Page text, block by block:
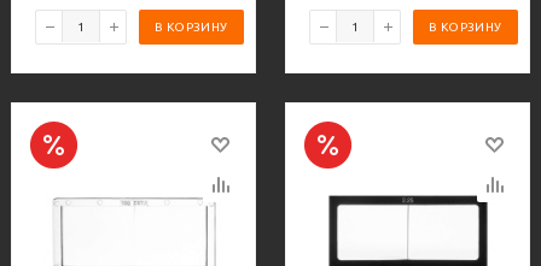
В КОРЗИНУ В КОРЗИНУ